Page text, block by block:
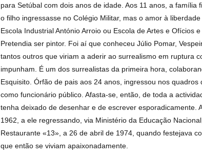
para Setúbal com dois anos de idade. Aos 11 anos, a família
o filho ingressasse no Colégio Militar, mas o amor à
Escola Industrial António Arroio ou Escola de Artes e Ofícios
Pretendia ser pintor. Foi aí que conheceu Júlio Pomar,
tantos outros que viriam a aderir ao surrealismo em ruptura
impunham. É um dos surrealistas da primeira hora,
Esquisito. Órfão de pais aos 24 anos, ingressou nos
como funcionário público. Afasta-se, então, de toda a
tenha deixado de desenhar e de escrever esporadicamente.
1962, a ele regressando, via Ministério da Educação
Restaurante «13», a 26 de abril de 1974, quando festejava
que então se viviam apaixonadamente.